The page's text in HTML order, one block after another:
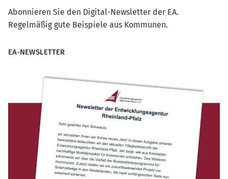
Abonnieren Sie den Digital-Newsletter der EA.
Regelmäßig gute Beispiele aus Kommunen.
EA-NEWSLETTER